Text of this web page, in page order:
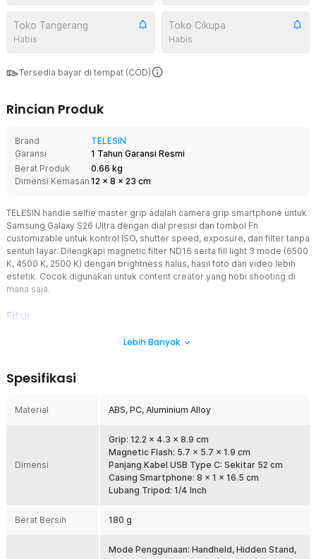
Toko Tangerang
Habis
Toko Cikupa
Habis
Tersedia bayar di tempat (COD)
Rincian Produk
Brand
TELESIN
Garansi
1 Tahun Garansi Resmi
Berat Produk
0.66 kg
Dimensi Kemasan 12 x 8 x 23 cm
TELESIN handle selfie master grip adalah camera grip smartphone untuk
Samsung Galaxy S26 Ultra dengan dial presisi dan tombol Fn
customizable untuk kontrol ISO, shutter speed, exposure, dan filter tanpa
sentuh layar. Dilengkapi magnetic filter ND16 serta fill light 3 mode (6500
K, 4500 K, 2500 K) dengan brightness halus, hasil foto dan video lebih
estetik. Cocok digunakan untuk content creator yang hobi shooting di
mana saja.
Fitur
lengkap di Samsung S26 Ultra. Dial dan tombol pada grip terhubung
exposure dan filter tanpa menyentuh layar sama sekali. Sistem ini
juga mendapatkan pembaruan OTA secara dynamic, sehingga
Dial Kontrol Multifungsi dan Fn Custom
Tombol Fn yang bisa dikustomisasi dan dial presisi memungkinkan
Anda membangun workflow foto-video seperti kamera profesional
compensation, seleksi filter, intensitas filter, shooting mode, ISO,
hingga shutter speed dan kendalikan semuanya tanpa
ketukan tombol sudah menggantikan puluhan langkah yang
Lebih Banyak
Spesifikasi
Material ABS, PC, Aluminium Alloy
Dimensi
Grip: 12.2 x 4.3 x 8.9 cm
Magnetic Flash: 5.7 x 5.7 x 1.9 cm
Panjang Kabel USB Type C: Sekitar 52 cm
Casing Smartphone: 8 x 1 x 16.5 cm
Lubang Tripod: 1/4 Inch
Berat Bersih 180 g
Mode Penggunaan: Handheld, Hidden Stand,